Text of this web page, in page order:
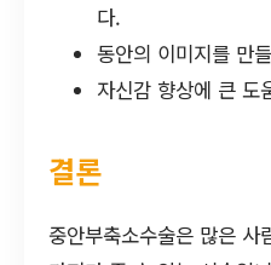
다.
동안의 이미지를 만
자신감 향상에 큰 도
결론
중안부축소수술은 많은 사